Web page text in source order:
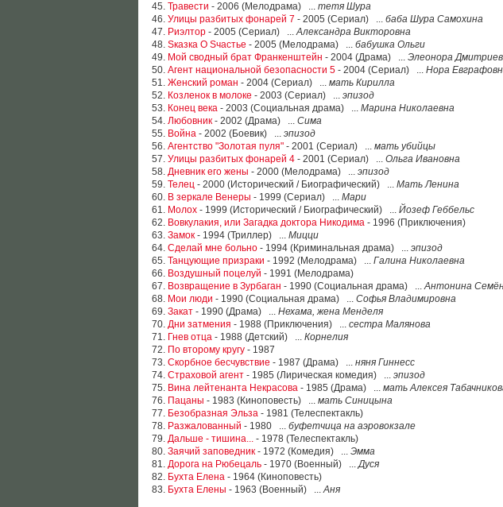
45. Травести - 2006 (Мелодрама) ... тетя Шура
46. Улицы разбитых фонарей 7 - 2005 (Сериал) ... баба Шура Самохина
47. Риэлтор - 2005 (Сериал) ...Александра Викторовна
48. Sказка O Sчастье - 2005 (Мелодрама) ... бабушка Ольги
49. Мой сводный брат Франкенштейн - 2004 (Драма) ... Элеонора
50. Агент национальной безопасности 5 - 2004 (Сериал) ... Нора
51. Женский роман - 2004 (Сериал) ... мать Кирилла
52. Козленок в молоке - 2003 (Сериал) ... эпизод
53. Конец века - 2003 (Социальная драма) ... Марина Николаевна
54. Любовник - 2002 (Драма) ... Сима
55. Война - 2002 (Боевик) ... эпизод
56. Агентство "Золотая пуля" - 2001 (Сериал) ... мать убийцы
57. Улицы разбитых фонарей 4 - 2001 (Сериал) ... Ольга Ивановна
58. Дневник его жены - 2000 (Мелодрама) ... эпизод
59. Телец - 2000 (Исторический / Биографический) ... Мать Ленина
60. В зеркале Венеры - 1999 (Сериал) ... Мари
61. Молох - 1999 (Исторический / Биографический) ... Йозеф Геббельс
62. Вовкулакия, или Загадка доктора Никодима - 1996 (Приключения)
63. Замок - 1994 (Триллер) ... Мицци
64. Сделай мне больно - 1994 (Криминальная драма) ... эпизод
65. Танцующие призраки - 1992 (Мелодрама) ... Галина Николаевна
66. Воздушный поцелуй - 1991 (Мелодрама)
67. Возвращение в Зурбаган - 1990 (Социальная драма) ...Антонина
68. Мои люди - 1990 (Социальная драма) ... Софья Владимировна
69. Закат - 1990 (Драма) ... Нехама, жена Менделя
70. Дни затмения - 1988 (Приключения) ... сестра Малянова
71. Гнев отца - 1988 (Детский) ... Корнелия
72. По второму кругу - 1987
73. Скорбное бесчувствие - 1987 (Драма) ... няня Гиннесс
74. Страховой агент - 1985 (Лирическая комедия) ... эпизод
75. Вина лейтенанта Некрасова - 1985 (Драма) ... мать Алексея
76. Пацаны - 1983 (Киноповесть) ... мать Синицына
77. Безобразная Эльза - 1981 (Телеспектакль)
78. Разжалованный - 1980 ... буфетчица на аэровокзале
79. Дальше - тишина... - 1978 (Телеспектакль)
80. Заячий заповедник - 1972 (Комедия) ... Эмма
81. Дорога на Рюбецаль - 1970 (Военный) ...Дуся
82. Бухта Елена - 1964 (Киноповесть)
83. Бухта Елены - 1963 (Военный) ...Аня